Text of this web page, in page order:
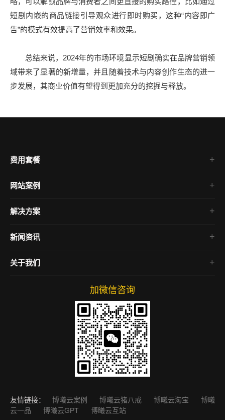
短剧内嵌的商品链接引导观众进行即时购买，这种“内容即广
告”的模式有效提高了营销效率和效果。
总结来说，2024年的市场环境显示短剧确实在品牌营销领
域带来了显著的新增量，并且随着技术与内容创作生态的进一
步发展，其商业价值有望得到更加充分的挖掘与释放。
费用套餐
网站案例
微信小程序
电商网站
解决方案
新闻资讯
行业资讯
关于我们
加微信咨询
友情链接： 博曦云案例 博曦云猪八戒 博曦云淘宝
博曦
云一品
博曦云GPT 博曦云互站